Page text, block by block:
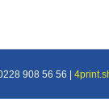
908 56 56 |